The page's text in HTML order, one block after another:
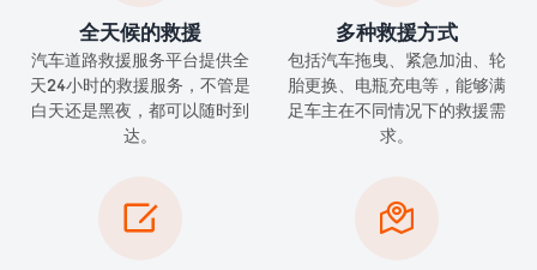
全天候的救援
汽车道路救援服务平台提供全
天24小时的救援服务，不管是
白天还是黑夜，都可以随时到
达。
多种救援方式
包括汽车拖曳、紧急加油、轮
胎更换、电瓶充电等，能够满
足车主在不同情况下的救援需
求。
 